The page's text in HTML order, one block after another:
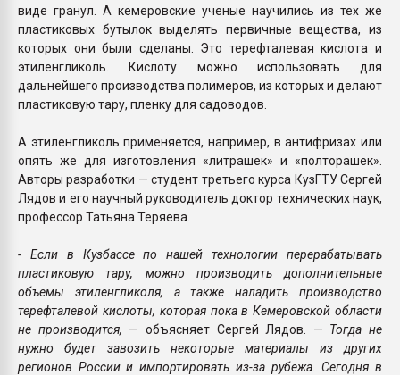
виде гранул. А кемеровские ученые научились из тех же
пластиковых бутылок выделять первичные вещества, из
которых они были сделаны. Это терефталевая кислота и
этиленгликоль. Кислоту можно использовать для
дальнейшего производства полимеров, из которых и делают
пластиковую тару, пленку для садоводов.
А этиленгликоль применяется, например, в антифризах или
опять же для изготовления «литрашек» и «полторашек».
Авторы разработки — студент третьего курса КузГТУ Сергей
Лядов и его научный руководитель доктор технических наук,
профессор Татьяна Теряева.
- Если в Кузбассе по нашей технологии перерабатывать
пластиковую тару, можно производить дополнительные
объемы этиленгликоля, а также наладить производство
терефталевой кислоты, которая пока в Кемеровской области
не производится, — объясняет Сергей Лядов. — Тогда не
нужно будет завозить некоторые материалы из других
регионов России и импортировать из-за рубежа. Сегодня в